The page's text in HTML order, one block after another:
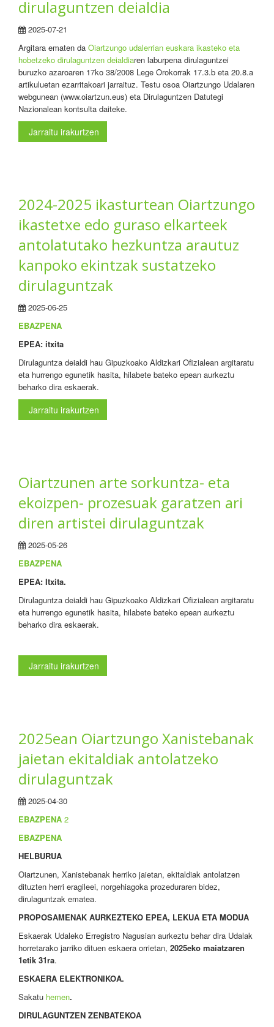
dirulaguntzen deialdia
2025-07-21
Argitara ematen da Oiartzungo udalerrian euskara ikasteko eta
hobetzeko dirulaguntzen deialdiaren laburpena dirulaguntzei
buruzko azaroaren 17ko 38/2008 Lege Orokorrak 17.3.b eta 20.8.a
artikuluetan ezarritakoari jarraituz. Testu osoa Oiartzungo Udalaren
webgunean (www.oiartzun.eus) eta Dirulaguntzen Datutegi
Nazionalean kontsulta daiteke.
Jarraitu irakurtzen
2024-2025 ikasturtean Oiartzungo
ikastetxe edo guraso elkarteek
antolatutako hezkuntza arautuz
kanpoko ekintzak sustatzeko
dirulaguntzak
2025-06-25
EBAZPENA
EPEA: itxita
Dirulaguntza deialdi hau Gipuzkoako Aldizkari Ofizialean argitaratu
eta hurrengo egunetik hasita, hilabete bateko epean aurkeztu
beharko dira eskaerak.
Jarraitu irakurtzen
Oiartzunen arte sorkuntza- eta
ekoizpen- prozesuak garatzen ari
diren artistei dirulaguntzak
2025-05-26
EBAZPENA
EPEA: Itxita.
Dirulaguntza deialdi hau Gipuzkoako Aldizkari Ofizialean argitaratu
eta hurrengo egunetik hasita, hilabete bateko epean aurkeztu
beharko dira eskaerak.
Jarraitu irakurtzen
2025ean Oiartzungo Xanistebanak
jaietan ekitaldiak antolatzeko
dirulaguntzak
2025-04-30
EBAZPENA 2
EBAZPENA
HELBURUA
Oiartzunen, Xanistebanak herriko jaietan, ekitaldiak antolatzen
dituzten herri eragileei, norgehiagoka prozeduraren bidez,
dirulaguntzak ematea.
PROPOSAMENAK AURKEZTEKO EPEA, LEKUA ETA MODUA
Eskaerak Udaleko Erregistro Nagusian aurkeztu behar dira Udalak
horretarako jarriko dituen eskaera orrietan, 2025eko maiatzaren
1etik 31ra.
ESKAERA ELEKTRONIKOA.
Sakatu hemen.
DIRULAGUNTZEN ZENBATEKOA